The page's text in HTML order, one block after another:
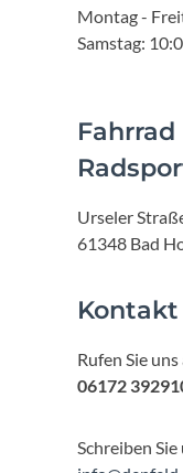
Montag -
Samstag:
Fahrrad
Urseler
61348 Bad
Kontakt
Rufen Sie uns
06172
Schreiben Sie